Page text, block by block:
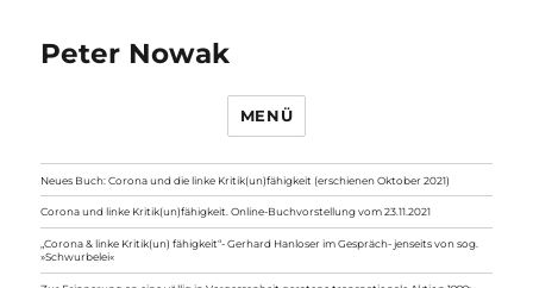
Peter Nowak
MENÜ
Neues Buch: Corona und die linke Kritik(un)fähigkeit (erschienen Oktober 2021)
Corona und linke Kritik(un)fähigkeit. Online-Buchvorstellung vom 23.11.2021
„Corona & linke Kritik(un) fähigkeit“- Gerhard Hanloser im Gespräch- jenseits von sog.
»Schwurbelei«